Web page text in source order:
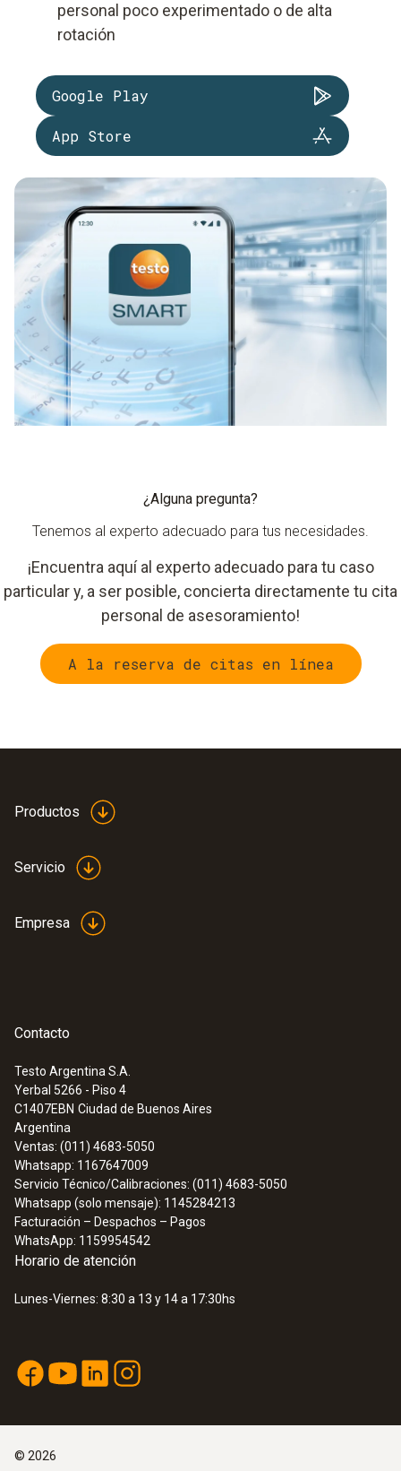
personal poco experimentado o de alta
rotación
Google Play
App Store
¿Alguna pregunta?
Tenemos al experto adecuado para tus necesidades.
¡Encuentra aquí al experto adecuado para tu caso
particular y, a ser posible, concierta directamente tu cita
personal de asesoramiento!
A la reserva de citas en línea
Productos
Servicio
Empresa
Contacto
Testo Argentina S.A.
Yerbal 5266 - Piso 4
C1407EBN Ciudad de Buenos Aires
Argentina
Ventas: (011) 4683-5050
Whatsapp: 1167647009
Servicio Técnico/Calibraciones: (011) 4683-5050
Whatsapp (solo mensaje): 1145284213
Facturación – Despachos – Pagos
WhatsApp: 1159954542
Horario de atención
Lunes-Viernes: 8:30 a 13 y 14 a 17:30hs
© 2026